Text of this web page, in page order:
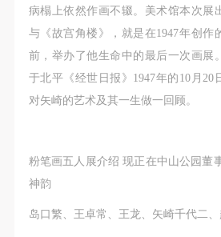
病榻上依然作画不辍。美术馆本次展
与《故宫角楼》，就是在1947年创作
前，举办了他生命中的最后一次画展
于北平《经世日报》1947年的10月20
对矢崎的艺术及其一生做一回顾。
粉笔画五人展介绍 现正在中山公园董
神韵
岛口繁、王卓常、王龙、矢崎千代二